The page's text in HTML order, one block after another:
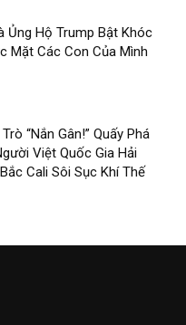
Ủng Hộ Trump Bật Khóc
Mặt Các Con Của Mình
“Nắn Gân!” Quấy Phá
Việt Quốc Gia Hải
Cali Sôi Sục Khí Thế